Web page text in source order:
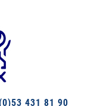
431 81 90